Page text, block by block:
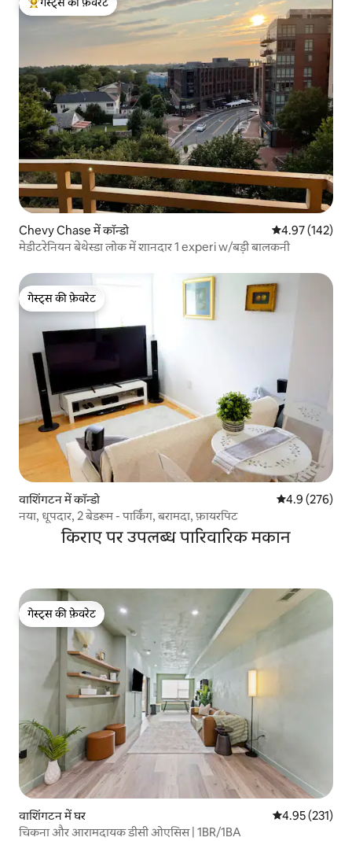
गेस्ट्स का टॉप फ़ेवरेट
Chevy Chase में कॉन्डो औसत रेटिंग 5 में से
4.97 (142)
मेडीटरेनियन बेथेस्डा लोक में शानदार 1 experi w/बड़ी बालकनी
गेस्ट्स की फ़ेवरेट
गेस्ट्स की फ़ेवरेट
वाशिंगटन में कॉन्डो औसत रेटिंग 5 में
4.9 (276)
नया, धूपदार, 2 बेडरूम - पार्किंग, बरामदा, फ़ायरपिट
किराए पर उपलब्ध पारिवारिक मकान
गेस्ट्स की फ़ेवरेट
गेस्ट्स की फ़ेवरेट
वाशिंगटन में घर औसत रेटिंग 5 में से
4.95 (231)
चिकना और आरामदायक डीसी ओएसिस | 1BR/1BA